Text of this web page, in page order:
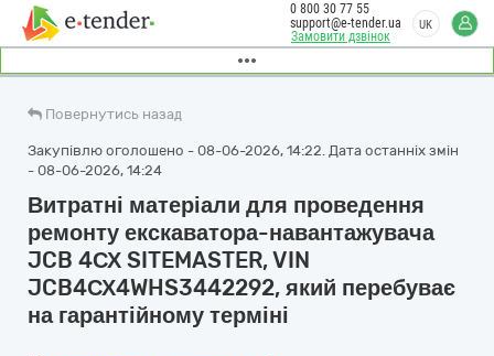
Замовити дзвінок
0 800 30 77 55
support@e-tender.ua
UK
Повернутись назад
Закупівлю оголошено - 08-06-2026, 14:22. Дата останніх змін
- 08-06-2026, 14:24
Витратні матеріали для проведення
ремонту екскаватора-навантажувача
JCB 4СХ SITEMASTER, VIN
JCB4СХ4WHS3442292, який перебуває
на гарантійному терміні